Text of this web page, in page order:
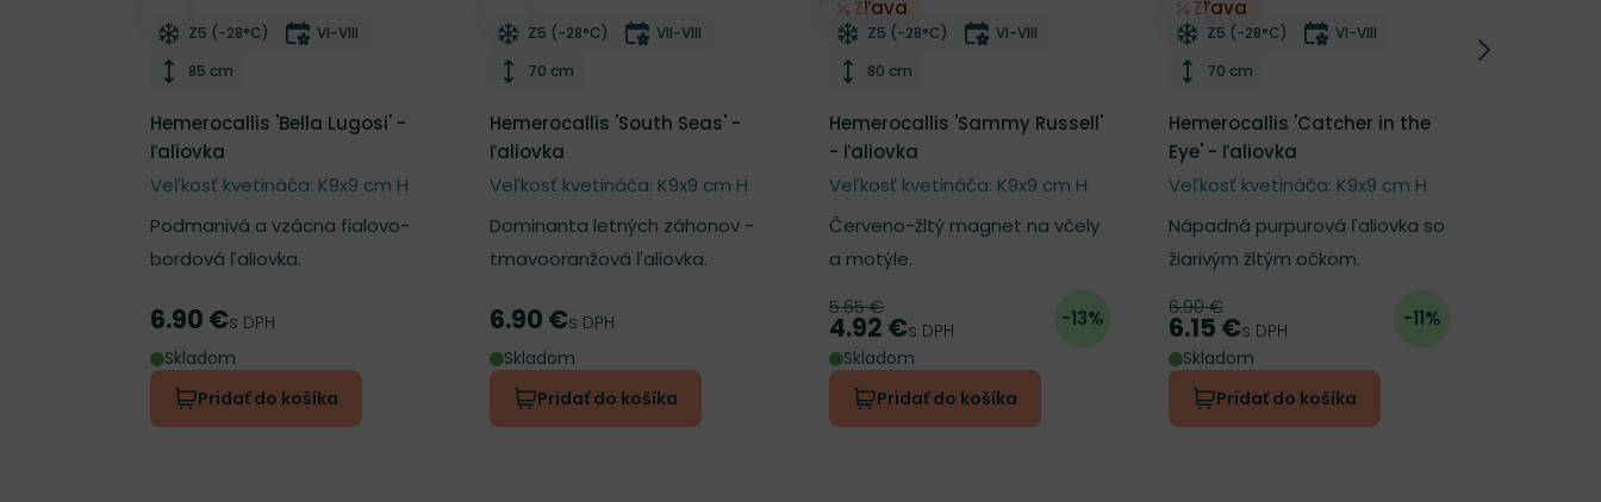
Odober do zoznamu želaní
Mrazuvzdornosť
Z5 (-28°C) Doba kvitnutia
VI-VIII
Výška rastliny
85 cm
Hemerocallis 'Bella Lugosi' -
ľaliovka
Veľkosť kvetináča: K9x9 cm H
Podmanivá a vzácna fialovo-
bordová ľaliovka.
Cena
6.90 €s DPH
Skladom
Pridať do košíka
Odober do zoznamu želaní
Mrazuvzdornosť
Z5 (-28°C) Doba kvitnutia
VII-VIII
Výška rastliny
70 cm
Hemerocallis 'South Seas' -
ľaliovka
Veľkosť kvetináča: K9x9 cm H
Dominanta letných záhonov -
tmavooranžová ľaliovka.
Cena
6.90 €s DPH
Skladom
Pridať do košíka
Zľava
Odober do zoznamu želaní
Mrazuvzdornosť
Z5 (-28°C) Doba kvitnutia
VI-VIII
Výška rastliny
80 cm
Hemerocallis 'Sammy Russell'
- ľaliovka
Veľkosť kvetináča: K9x9 cm H
Červeno-žltý magnet na včely
a motýle.
Pôvodná cena
5.65 €
Cena
4.92 €s DPH -13%
Skladom
Pridať do košíka
Zľava
Odober do zoznamu želaní
Mrazuvzdornosť
Z5 (-28°C) Doba kvitnutia
VI-VIII
Výška rastliny
70 cm
Hemerocallis 'Catcher in the
Eye' - ľaliovka
Veľkosť kvetináča: K9x9 cm H
Nápadná purpurová ľaliovka so
žiarivým žltým očkom.
Pôvodná cena
6.90 €
Cena
6.15 €s DPH -11%
Skladom
Pridať do košíka